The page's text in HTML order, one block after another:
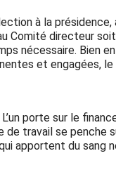
à la présidence,
Comité directeur
nécessaire. Bien
et engagées,
porte sur le
de travail se penche
apportent du sang